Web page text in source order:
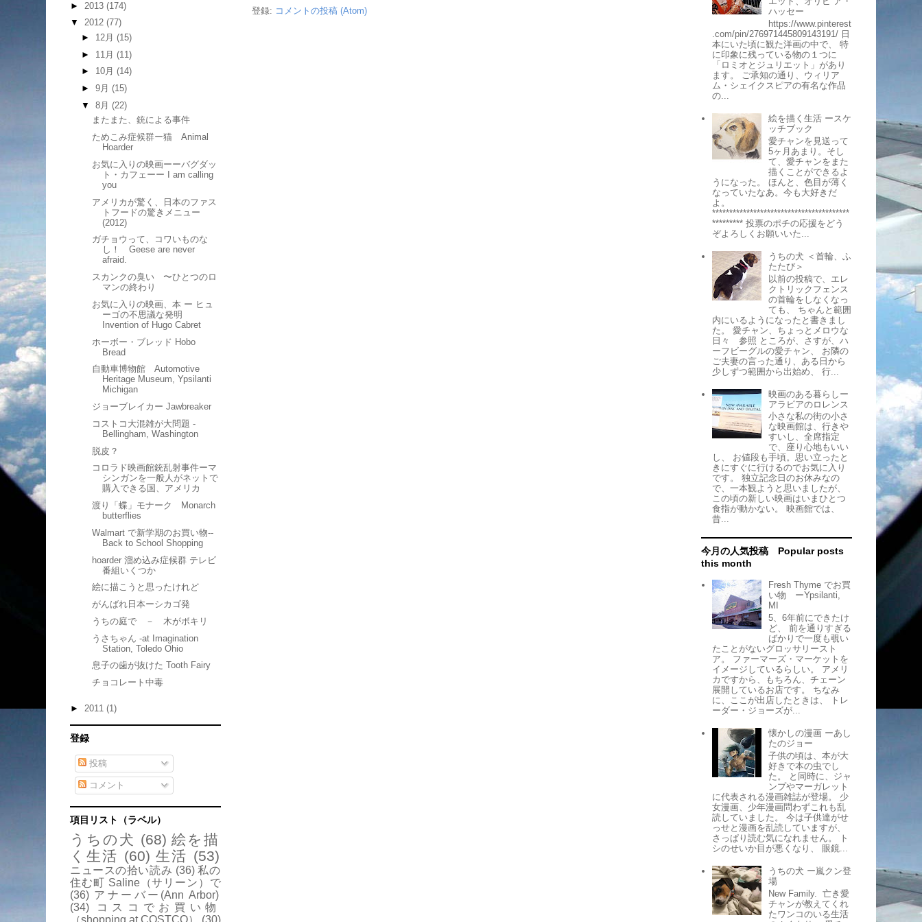
登録: コメントの投稿 (Atom)
► 2013 (174)
▼ 2012 (77)
► 12月 (15)
► 11月 (11)
► 10月 (14)
► 9月 (15)
▼ 8月 (22)
またまた、銃による事件
ためこみ症候群ー猫 Animal
Hoarder
お気に入りの映画ーーバグダッ
ト・カフェーー I am calling
you
アメリカが驚く、日本のファス
トフードの驚きメニュー
(2012)
ガチョウって、コワいものな
し！ Geese are never
afraid.
スカンクの臭い 〜ひとつのロ
マンの終わり
お気に入りの映画、本 ー ヒュ
ーゴの不思議な発明
Invention of Hugo Cabret
ホーボー・ブレッド Hobo
Bread
自動車博物館 Automotive
Heritage Museum, Ypsilanti
Michigan
ジョーブレイカー Jawbreaker
コストコ大混雑が大問題 -
Bellingham, Washington
脱皮？
コロラド映画館銃乱射事件ーマ
シンガンを一般人がネットで
購入できる国、アメリカ
渡り「蝶」モナーク Monarch
butterflies
Walmart で新学期のお買い物--
Back to School Shopping
hoarder 溜め込み症候群 テレビ
番組いくつか
絵に描こうと思ったけれど
がんばれ日本ーシカゴ発
うちの庭で － 木がボキリ
うさちゃん -at Imagination
Station, Toledo Ohio
息子の歯が抜けた Tooth Fairy
チョコレート中毒
► 2011 (1)
登録
投稿
コメント
項目リスト（ラベル）
うちの犬 (68) 絵を描
く生活 (60) 生活 (53)
ニュースの拾い読み (36) 私の
住む町 Saline（サリーン）で
(36) アナーバー(Ann Arbor)
(34)
コスコでお買い物
（shopping at COSTCO）
(30)
ハッセー
https://www.pinterest
.com/pin/276971445809143191/ 日
本にいた頃に観た洋画の中で、 特
に印象に残っている物の１つに
「ロミオとジュリエット」があり
ます。 ご承知の通り、ウィリア
ム・シェイクスピアの有名な作品
の...
絵を描く生活 ースケ
ッチブック
愛チャンを見送って
5ヶ月あまり。そし
て、愛チャンをまた
描くことができるよ
うになった。 ほんと、色目が薄く
なっていたなあ。今も大好きだ
よ。
****************************************
********* 投票のポチの応援をどう
ぞよろしくお願いいた...
うちの犬 ＜首輪、ふ
たたび＞
以前の投稿で、エレ
クトリックフェンス
の首輪をしなくなっ
ても、 ちゃんと範囲
内にいるようになったと書きまし
た。 愛チャン、ちょっとメロウな
日々 参照 ところが、さすが、ハ
ーフビーグルの愛チャン、 お隣の
ご夫妻の言った通り、ある日から
少しずつ範囲から出始め、 行...
映画のある暮らしー
アラビアのロレンス
小さな私の街の小さ
な映画館は、行きや
すいし、全席指定
で、座り心地もいい
し、 お値段も手頃。思い立ったと
きにすぐに行けるのでお気に入り
です。 独立記念日のお休みなの
で、一本観ようと思いましたが、
この頃の新しい映画はいまひとつ
食指が動かない。 映画館では、
昔...
今月の人気投稿 Popular posts
this month
Fresh Thyme でお買
い物 ーYpsilanti,
MI
5、6年前にできたけ
ど、 前を通りすぎる
ばかりで一度も覗い
たことがないグロッサリースト
ア。 ファーマーズ・マーケットを
イメージしているらしい。 アメリ
カですから、もちろん、チェーン
展開しているお店です。 ちなみ
に、ここが出店したときは、 トレ
ーダー・ジョーズが...
懐かしの漫画 ーあし
たのジョー
子供の頃は、本が大
好きで本の虫でし
た。 と同時に、ジャ
ンプやマーガレット
に代表される漫画雑誌が登場。 少
女漫画、少年漫画問わずこれも乱
読していました。 今は子供達がせ
っせと漫画を乱読していますが、
さっぱり読む気になれません。 ト
シのせいか目が悪くなり、 眼鏡...
うちの犬 ー嵐クン登
場
New Family. 亡き愛
チャンが教えてくれ
たワンコのいる生活